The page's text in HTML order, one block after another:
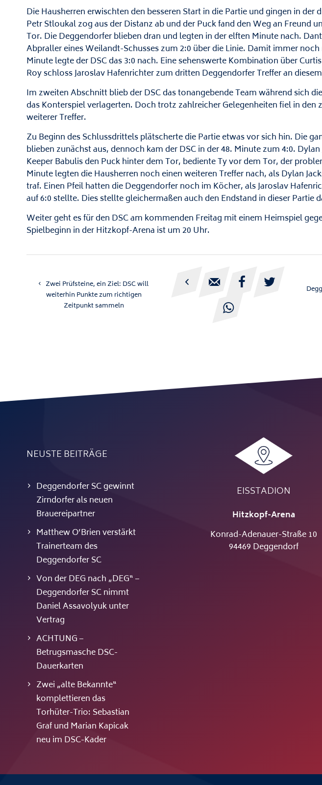
Die Hausherren erwischten den besseren Start in die Partie und gingen in der
Petr Stloukal zog aus der Distanz ab und der Puck fand den Weg an Freund
Tor. Die Deggendorfer blieben dran und legten in der elften Minute nach.
Abpraller eines Weilandt-Schusses zum 2:0 über die Linie. Damit immer
Minute legte der DSC das 3:0 nach. Eine sehenswerte Kombination über
Roy schloss Jaroslav Hafenrichter zum dritten Deggendorfer Treffer an
Im zweiten Abschnitt blieb der DSC das tonangebende Team während sich
das Konterspiel verlagerten. Doch trotz zahlreicher Gelegenheiten fiel in den
weiterer Treffer.
Zu Beginn des Schlussdrittels plätscherte die Partie etwas vor sich hin. Die
blieben zunächst aus, dennoch kam der DSC in der 48. Minute zum 4:0.
Keeper Babulis den Puck hinter dem Tor, bediente Ty vor dem Tor, der
Minute legten die Hausherren noch einen weiteren Treffer nach, als Dylan
traf. Einen Pfeil hatten die Deggendorfer noch im Köcher, als Jaroslav
auf 6:0 stellte. Dies stellte gleichermaßen auch den Endstand in dieser Partie
Weiter geht es für den DSC am kommenden Freitag mit einem Heimspiel
Spielbeginn in der Hitzkopf-Arena ist um 20 Uhr.
Zwei Prüfsteine, ein Ziel: DSC will
weiterhin Punkte zum richtigen
Zeitpunkt sammeln
  


NEUSTE BEITRÄGE
Deggendorfer SC gewinnt
Zirndorfer als neuen
Brauereipartner
Matthew O’Brien verstärkt
Trainerteam des
Deggendorfer SC
Von der DEG nach „DEG“ –
Deggendorfer SC nimmt
Daniel Assavolyuk unter
Vertrag
ACHTUNG –
Betrugsmasche DSC-
Dauerkarten
Zwei „alte Bekannte“
komplettieren das
Torhüter-Trio: Sebastian
Graf und Marian Kapicak
neu im DSC-Kader
EISSTADION
Hitzkopf-Arena
Konrad-Adenauer-Straße 10
94469 Deggendorf